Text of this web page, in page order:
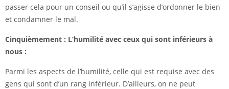
passer cela pour un conseil ou qu’il s’agisse d’ordonner le bien
et condamner le mal.
Cinquièmement : L’humilité avec ceux qui sont inférieurs à
nous :
Parmi les aspects de l’humilité, celle qui est requise avec des
gens qui sont d’un rang inférieur. D’ailleurs, on ne peut